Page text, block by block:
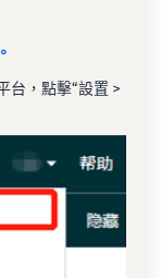
台，點擊“設置 >